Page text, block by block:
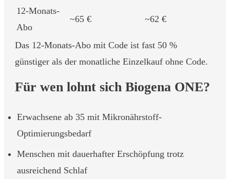
12-Monats-
Abo
~65 € ~62 €
Das 12-Monats-Abo mit Code ist fast 50 %
günstiger als der monatliche Einzelkauf ohne Code.
Für wen lohnt sich Biogena ONE?
Erwachsene ab 35 mit Mikronährstoff-
Optimierungsbedarf
Menschen mit dauerhafter Erschöpfung trotz
ausreichend Schlaf